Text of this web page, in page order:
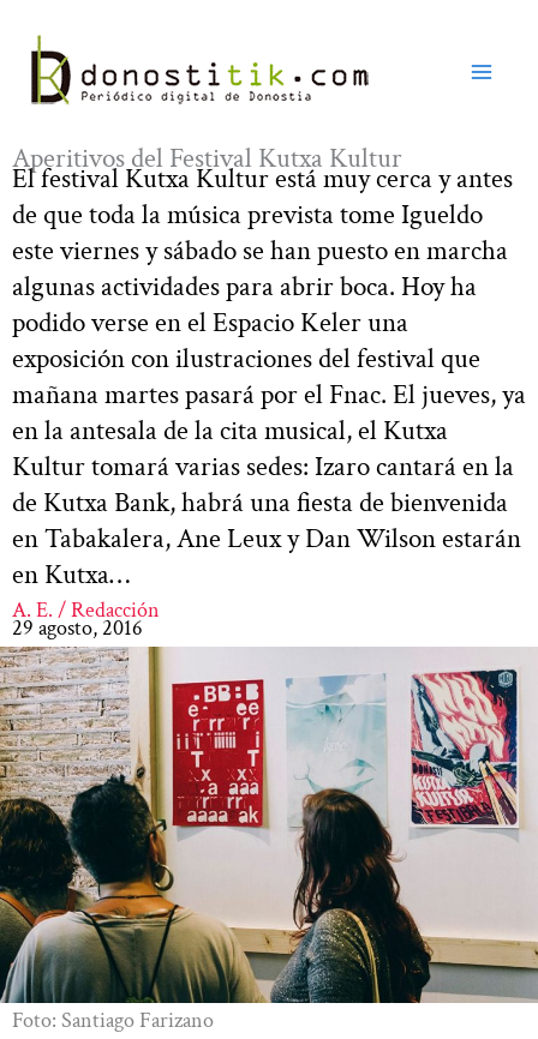
contenido
Aperitivos del Festival Kutxa Kultur
El festival Kutxa Kultur está muy cerca y antes
de que toda la música prevista tome Igueldo
este viernes y sábado se han puesto en marcha
algunas actividades para abrir boca. Hoy ha
podido verse en el Espacio Keler una
exposición con ilustraciones del festival que
mañana martes pasará por el Fnac. El jueves, ya
en la antesala de la cita musical, el Kutxa
Kultur tomará varias sedes: Izaro cantará en la
de Kutxa Bank, habrá una fiesta de bienvenida
en Tabakalera, Ane Leux y Dan Wilson estarán
en Kutxa…
A. E. / Redacción
29 agosto, 2016
Foto: Santiago Farizano